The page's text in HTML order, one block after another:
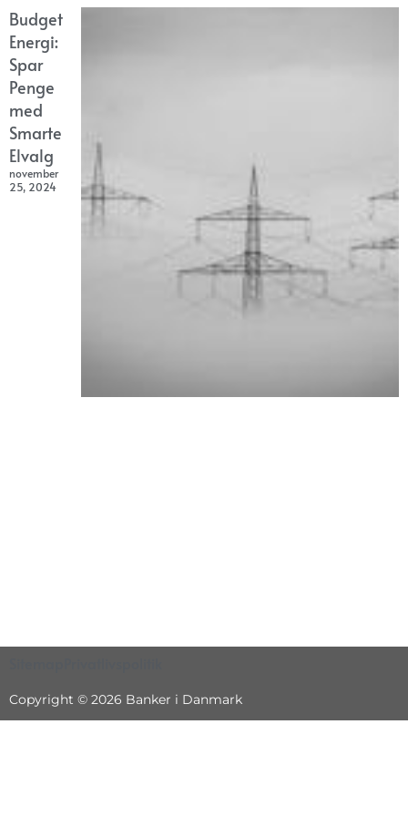
Budget
Energi:
Spar
Penge
med
Smarte
Elvalg
november
25, 2024
Copyright © 2026 Banker i Danmark